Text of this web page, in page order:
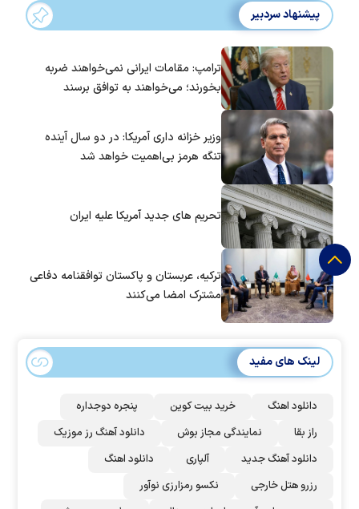
پیشنهاد سردبیر
ترامپ: مقامات ایرانی نمی‌خواهند ضربه
بخورند؛ می‌خواهند به توافق برسند
وزیر خزانه داری آمریکا: در دو سال آینده
تنگه هرمز بی‌اهمیت خواهد شد
تحریم های جدید آمریکا علیه ایران
ترکیه، عربستان و پاکستان توافقنامه دفاعی
مشترک امضا می‌کنند
لینک های مفید
دانلود اهنگ خرید بیت کوین
پنجره دوجداره
راز بقا
نمایندگی مجاز بوش
دانلود آهنگ رز‌ موزیک
دانلود آهنگ جدید
آلپاری
دانلود اهنگ
رزرو هتل خارجی
نکسو رمزارزی نوآور